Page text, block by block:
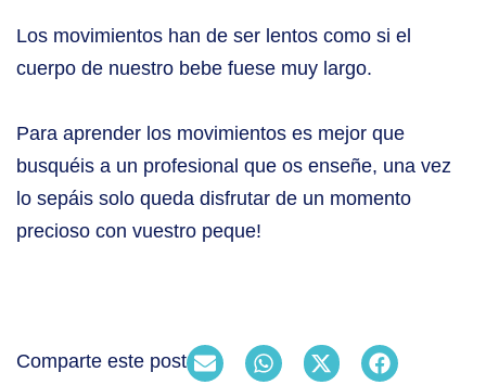
Los movimientos han de ser lentos como si el
cuerpo de nuestro bebe fuese muy largo.
Para aprender los movimientos es mejor que
busquéis a un profesional que os enseñe, una vez
lo sepáis solo queda disfrutar de un momento
precioso con vuestro peque!
Comparte este post